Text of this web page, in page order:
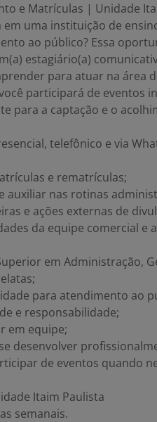
e Matrículas | Unidade
uma instituição de
ao público? Essa
estagiário(a)
para atuar na área
participará de eventos
para a captação e o
telefônico e via
e rematrículas;
auxiliar nas rotinas
e ações externas de
da equipe comercial e
em Administração,
para atendimento ao
e responsabilidade;
em equipe;
desenvolver
de eventos quando
Itaim Paulista
semanais.